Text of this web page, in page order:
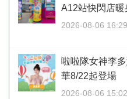
A12站快閃店
2026-08-06 16:29
啦啦隊女神李
華8/22起登場
2026-08-06 15:02